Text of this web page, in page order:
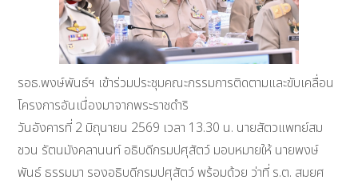
รอธ.พงษ์พันธ์ฯ เข้าร่วมประชุมคณะกรรมการติดตามและขับเคลื่อน
โครงการอันเนื่องมาจากพระราชดำริ
วันอังคารที่ 2 มิถุนายน 2569 เวลา 13.30 น. นายสัตวแพทย์สม
ชวน รัตนมังคลานนท์ อธิบดีกรมปศุสัตว์ มอบหมายให้ นายพงษ์
พันธ์ ธรรมมา รองอธิบดีกรมปศุสัตว์ พร้อมด้วย ว่าที่ ร.ต. สมยศ